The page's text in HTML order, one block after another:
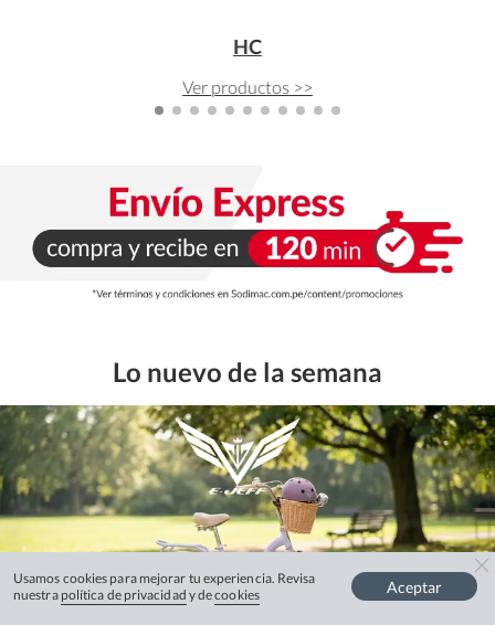
HC
Ver productos >>
Lo nuevo de la semana
Usamos cookies para mejorar tu experiencia. Revisa
nuestra política de privacidad y decookies Aceptar